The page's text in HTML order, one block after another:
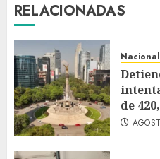
RELACIONADAS
Nacional
de